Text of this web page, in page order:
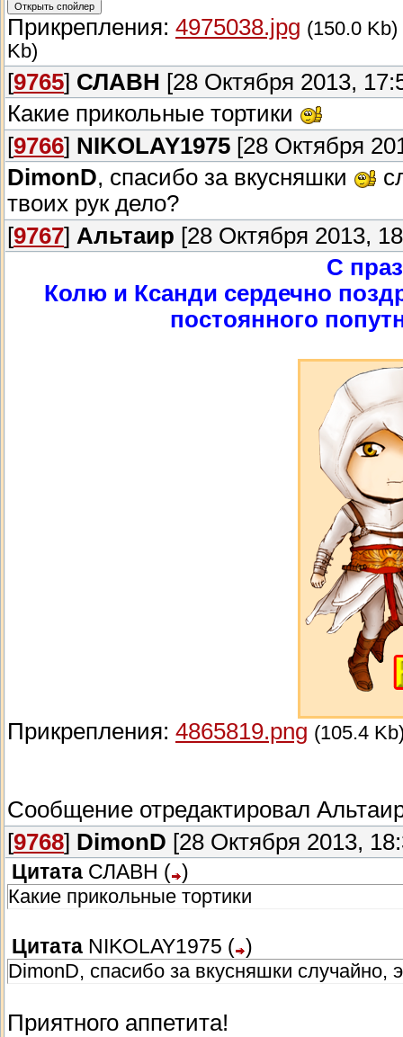
Прикрепления: 4975038.jpg (150.0 Kb)
Kb)
[9765] СЛАВН [28 Октября 2013,
Какие прикольные тортики
[9766] NIKOLAY1975 [28 Октября
DimonD, спасибо за вкусняшки
твоих рук дело?
[9767] Альтаир [28 Октября 2013,
С
Колю и Ксанди сердечно
постоянного
Прикрепления: 4865819.png (105.4
Сообщение отредактировал
[9768] DimonD [28 Октября 2013,
Цитата СЛАВН ( )
Какие прикольные тортики
Цитата NIKOLAY1975 ( )
DimonD, спасибо за вкусняшки случайно,
Приятного аппетита!